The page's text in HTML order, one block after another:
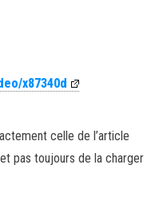
x87340d
celle de l’article
pas toujours de la charger